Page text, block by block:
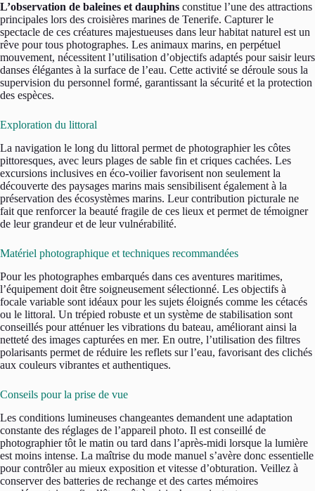
L’observation de baleines et dauphins constitue l’une des attractions
principales lors des croisières marines de Tenerife. Capturer le
spectacle de ces créatures majestueuses dans leur habitat naturel est un
rêve pour tous photographes. Les animaux marins, en perpétuel
mouvement, nécessitent l’utilisation d’objectifs adaptés pour saisir leurs
danses élégantes à la surface de l’eau. Cette activité se déroule sous la
supervision du personnel formé, garantissant la sécurité et la protection
des espèces.
Exploration du littoral
La navigation le long du littoral permet de photographier les côtes
pittoresques, avec leurs plages de sable fin et criques cachées. Les
excursions inclusives en éco-voilier favorisent non seulement la
découverte des paysages marins mais sensibilisent également à la
préservation des écosystèmes marins. Leur contribution picturale ne
fait que renforcer la beauté fragile de ces lieux et permet de témoigner
de leur grandeur et de leur vulnérabilité.
Matériel photographique et techniques recommandées
Pour les photographes embarqués dans ces aventures maritimes,
l’équipement doit être soigneusement sélectionné. Les objectifs à
focale variable sont idéaux pour les sujets éloignés comme les cétacés
ou le littoral. Un trépied robuste et un système de stabilisation sont
conseillés pour atténuer les vibrations du bateau, améliorant ainsi la
netteté des images capturées en mer. En outre, l’utilisation des filtres
polarisants permet de réduire les reflets sur l’eau, favorisant des clichés
aux couleurs vibrantes et authentiques.
Conseils pour la prise de vue
Les conditions lumineuses changeantes demandent une adaptation
constante des réglages de l’appareil photo. Il est conseillé de
photographier tôt le matin ou tard dans l’après-midi lorsque la lumière
est moins intense. La maîtrise du mode manuel s’avère donc essentielle
pour contrôler au mieux exposition et vitesse d’obturation. Veillez à
conserver des batteries de rechange et des cartes mémoires